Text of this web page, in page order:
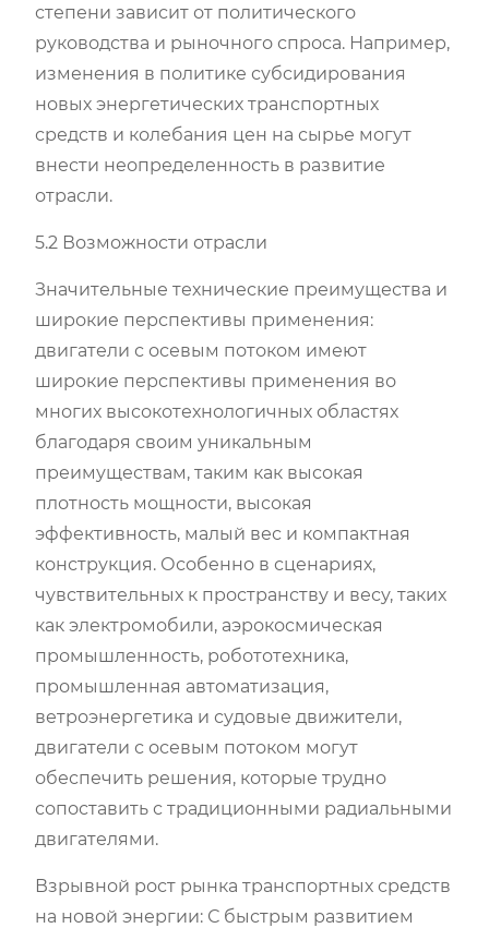
степени зависит от политического
руководства и рыночного спроса. Например,
изменения в политике субсидирования
новых энергетических транспортных
средств и колебания цен на сырье могут
внести неопределенность в развитие
отрасли.
5.2 Возможности отрасли
Значительные технические преимущества и
широкие перспективы применения:
двигатели с осевым потоком имеют
широкие перспективы применения во
многих высокотехнологичных областях
благодаря своим уникальным
преимуществам, таким как высокая
плотность мощности, высокая
эффективность, малый вес и компактная
конструкция. Особенно в сценариях,
чувствительных к пространству и весу, таких
как электромобили, аэрокосмическая
промышленность, робототехника,
промышленная автоматизация,
ветроэнергетика и судовые движители,
двигатели с осевым потоком могут
обеспечить решения, которые трудно
сопоставить с традиционными радиальными
двигателями.
Взрывной рост рынка транспортных средств
на новой энергии: С быстрым развитием